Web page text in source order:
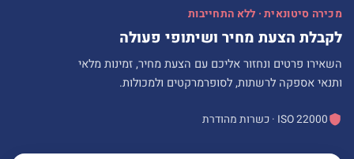
מכירה סיטונאית · ללא התחייבות
לקבלת הצעת מחיר ושיתופי פעולה
השאירו פרטים ונחזור אליכם עם הצעת מחיר, זמינות מלאי
ותנאי אספקה לרשתות, לסופרמרקטים ולמכולות.
ISO 22000 · כשרות מהודרת